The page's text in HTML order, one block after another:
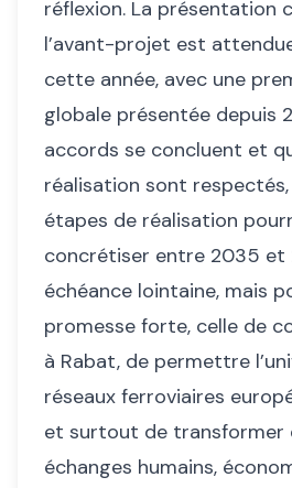
réflexion. La présentation
l’avant-projet est
cette année, avec une
globale présentée depuis
accords se concluent et
réalisation sont
étapes de réalisation
concrétiser entre 2035 et
échéance lointaine, mais
promesse forte, celle de
à Rabat, de permettre
réseaux ferroviaires
et surtout de transformer
échanges humains,